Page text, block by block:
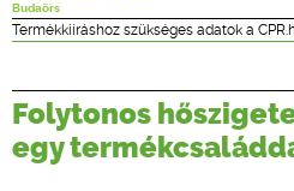
ÉPÍTÉSI JOG
ONLINE
TERVEZÉSI
Budaörs
Termékkiíráshoz szükséges adatok a
Folytonos
egy